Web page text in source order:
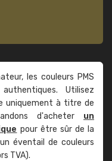
les couleurs PMS
Utilisez
uniquement à titre de
d'acheter un
pour être sûr de la
éventail de couleurs
TVA).